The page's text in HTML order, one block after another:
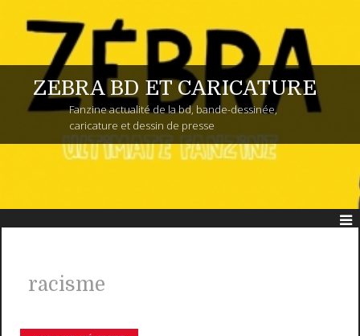
ZEBRA BD ET CARICATURE
Fanzine actualité de la bd, bande-dessinée,
caricature et dessin de presse
racisme